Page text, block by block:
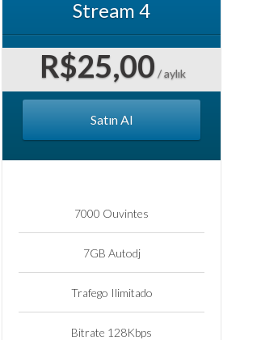
Stream 4
R$25,00 / aylık
Satın Al
7000 Ouvintes
7GB Autodj
Trafego Ilimitado
Bitrate 128Kbps